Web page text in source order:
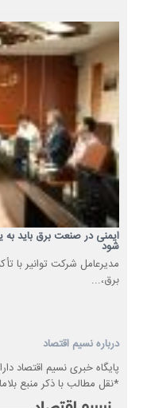
ایمنی در صنعت برق باید
شود
مدیرعامل شرکت توانیر با
برق،...
درباره نسیم اقتصاد
پایگاه خبری نسیم اقتصاد
*نقل مطالب با ذکر منبع